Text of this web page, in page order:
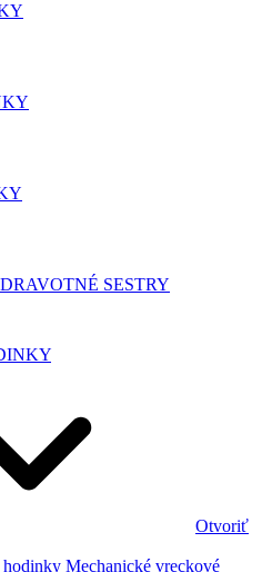
SESTRY
Otvoriť
hodinky Mechanické vreckové